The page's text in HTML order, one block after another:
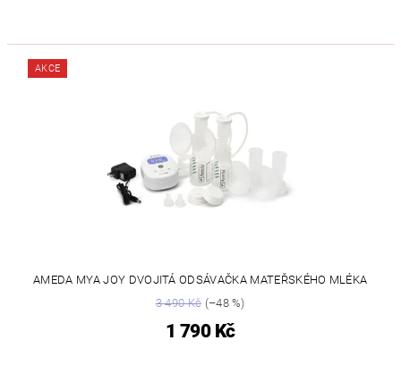
AKCE
AMEDA MYA JOY DVOJITÁ ODSÁVAČKA MATEŘSKÉHO MLÉKA
3 490 Kč(–48 %)
1 790 Kč